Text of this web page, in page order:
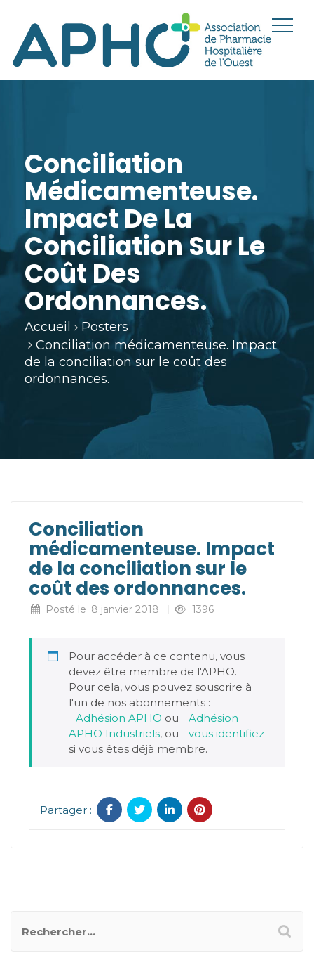
Conciliation
Médicamenteuse.
Impact De La
Conciliation Sur Le
Coût Des
Ordonnances.
Accueil
Posters
Conciliation médicamenteuse. Impact
de la conciliation sur le coût des
ordonnances.
Conciliation
médicamenteuse. Impact
de la conciliation sur le
coût des ordonnances.
Posté le 8 janvier 2018 1396
Pour accéder à ce contenu, vous
devez être membre de l'APHO.
Pour cela, vous pouvez souscrire à
l'un de nos abonnements :
Adhésion APHO ou
Adhésion
APHO Industriels, ou
vous identifiez
si vous êtes déjà membre.
Partager :